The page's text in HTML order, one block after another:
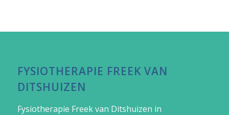
FYSIOTHERAPIE FREEK VAN
DITSHUIZEN
Fysiotherapie Freek van Ditshuizen in